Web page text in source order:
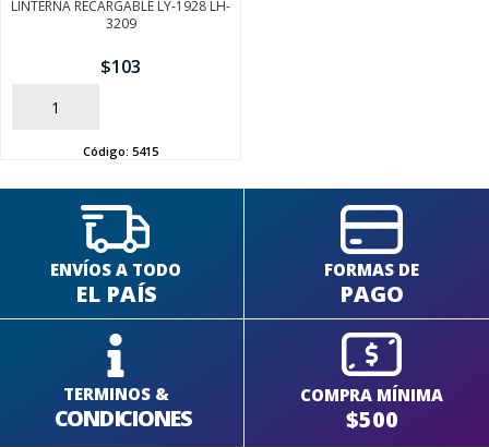
LINTERNA RECARGABLE LY-1928 LH-
3209
$103
AÑADIR
Código: 5415
ENVÍOS A TODO
EL PAÍS
FORMAS DE
PAGO
TERMINOS &
CONDICIONES
COMPRA MÍNIMA
$500